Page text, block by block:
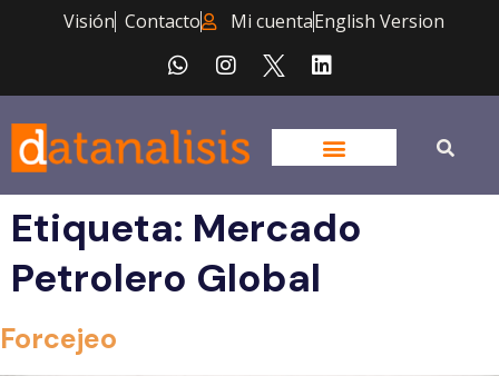
Visión Contacto Mi cuentaEnglish Version
Etiqueta: Mercado
Petrolero Global
Forcejeo